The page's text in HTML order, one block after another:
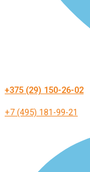
+375 (29) 150-26-02
+7 (495) 181-99-21